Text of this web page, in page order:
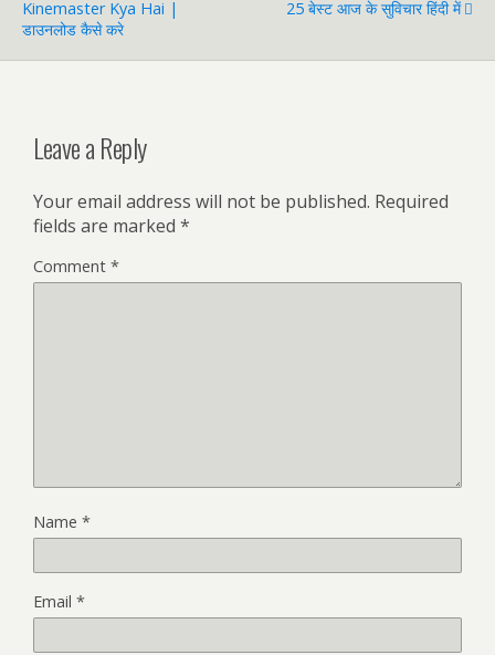
Kinemaster Kya Hai |
डाउनलोड कैसे करे
25 बेस्ट आज के सुविचार हिंदी में
Leave a Reply
Your email address will not be published. Required
fields are marked *
Comment *
Name *
Email *